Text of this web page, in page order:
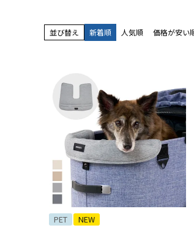
並び替え 新着順 人気順 価格が安い
PET NEW